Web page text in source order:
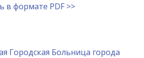
в формате PDF >>
Городская Больница города